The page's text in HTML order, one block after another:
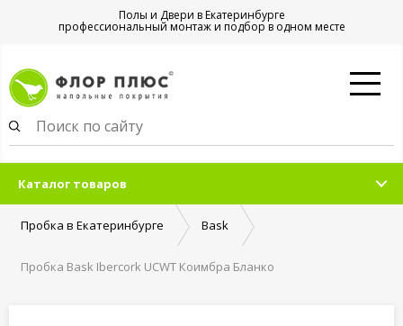
Полы и Двери в Екатеринбурге
профессиональный монтаж и подбор в одном месте
Каталог товаров
Пробка в Екатеринбурге Bask
Пробка Bask Ibercork UCWT Коимбра Бланко